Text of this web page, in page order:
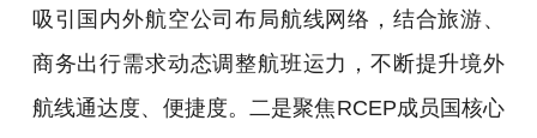
吸引国内外航空公司布局航线网络，结合旅游、
商务出行需求动态调整航班运力，不断提升境外
航线通达度、便捷度。二是聚焦RCEP成员国核心